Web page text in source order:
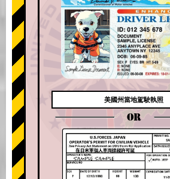
美國州當地駕駛執照
OR